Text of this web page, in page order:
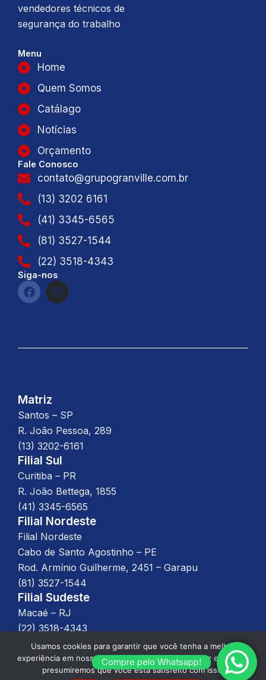
vendedores técnicos de
segurança do trabalho
Menu
Home
Quem Somos
Catálago
Notícias
Orçamento
Fale Conosco
contato@grupogranville.com.br
(13) 3202 6161
(41) 3345-6565
(81) 3527-1544
(22) 3518-4343
Siga-nos
F
a
I
n
Matriz
Santos – SP
R. João Pessoa, 289
(13) 3202-6161
Filial Sul
Curitiba – PR
R. João Bettega, 1855
(41) 3345-6565
Filial Nordeste
Filial Nordeste
Cabo de Santo Agostinho – PE
Rod. Armínio Guilherme, 2451 – Garapu
(81) 3527-1544
Filial Sudeste
Macaé – RJ
(22) 3518-4343
Desenvolvido porWPL Digital, 2025 –Política de
Compre pelo Whatsapp!
Usamos cookies para garantir que você tenha a melhor
experiência em nosso site. Se você continuar a usar este site,
presumiremos que você está satisfeito com isso.